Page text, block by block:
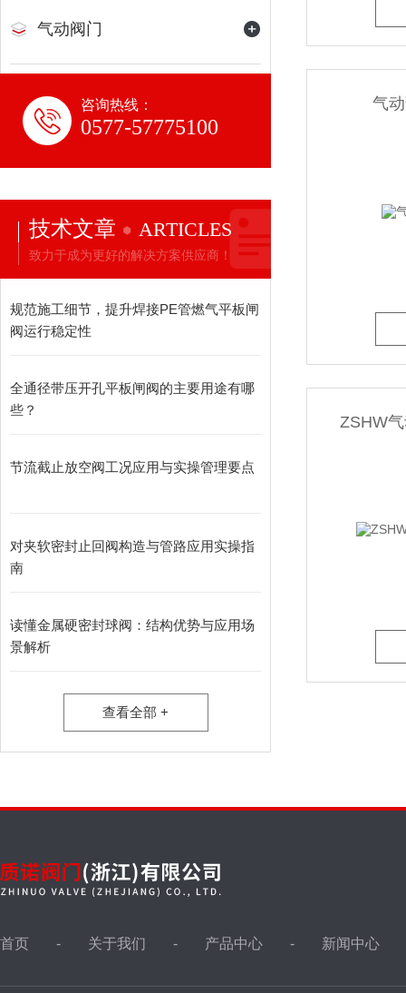
气动阀门
平衡阀
水力控制阀
氨用阀
液化气阀门
防盗阀，加密阀
不锈钢阀门
视镜，视盅
咨询热线：
0577-57775100
技术文章 ARTICLES
致力于成为更好的解决方案供应商！
规范施工细节，提升焊接PE管燃气平板闸
阀运行稳定性
全通径带压开孔平板闸阀的主要用途有哪
些？
节流截止放空阀工况应用与实操管理要点
对夹软密封止回阀构造与管路应用实操指
南
读懂金属硬密封球阀：结构优势与应用场
景解析
查看全部 +
气
ZSHW
首页 关于我们 产品中心 新闻中心